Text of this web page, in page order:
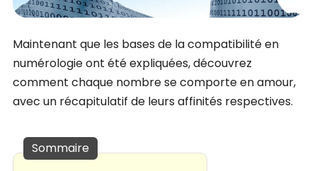
Maintenant que les bases de la compatibilité en
numérologie ont été expliquées, découvrez
comment chaque nombre se comporte en amour,
avec un récapitulatif de leurs affinités respectives.